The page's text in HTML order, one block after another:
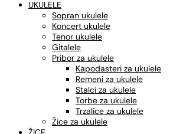
UKULELE
Sopran ukulele
Koncert ukulele
Tenor ukulele
Gitalele
Pribor za ukulele
Kapodasteri za ukulele
Remeni za ukulele
Stalci za ukulele
Torbe za ukulele
Trzalice za ukulele
Žice za ukulele